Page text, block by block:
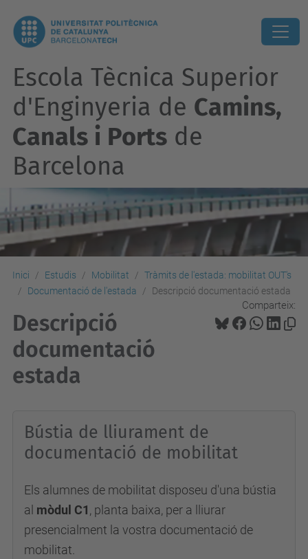
Escola Tècnica Superior
d'Enginyeria de Camins,
Canals i Ports de
Barcelona
Inici Estudis Mobilitat
Tràmits de l'estada: mobilitat OUT's
Documentació de l'estada
Descripció documentació estada
Comparteix:
Descripció
documentació
estada
Bústia de lliurament de
documentació de mobilitat
Els alumnes de mobilitat disposeu d'una bústia
al mòdul C1, planta baixa, per a lliurar
presencialment la vostra documentació de
mobilitat.